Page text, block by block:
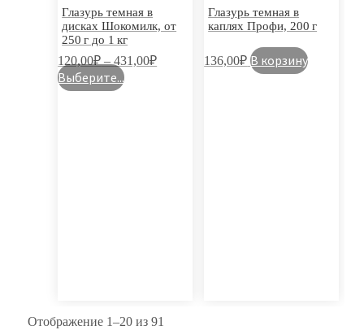
Глазурь темная в
дисках Шокомилк, от
250 г до 1 кг
120,00₽ –431,00₽
Выберите...
Глазурь темная в
каплях Профи, 200 г
136,00₽ В корзину
Отображение 1–20 из 91